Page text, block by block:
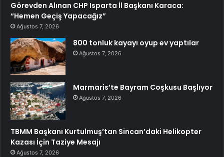
Görevden Alınan CHP Isparta İl Başkanı Karaca:
“Hemen Geçiş Yapacağız”
Ağustos 7, 2026
800 tonluk kayayı oyup ev yaptılar
Ağustos 7, 2026
Marmaris’te Bayram Coşkusu Başlıyor
Ağustos 7, 2026
TBMM Başkanı Kurtulmuş’tan Sincan’daki Helikopter
Kazası İçin Taziye Mesajı
Ağustos 7, 2026